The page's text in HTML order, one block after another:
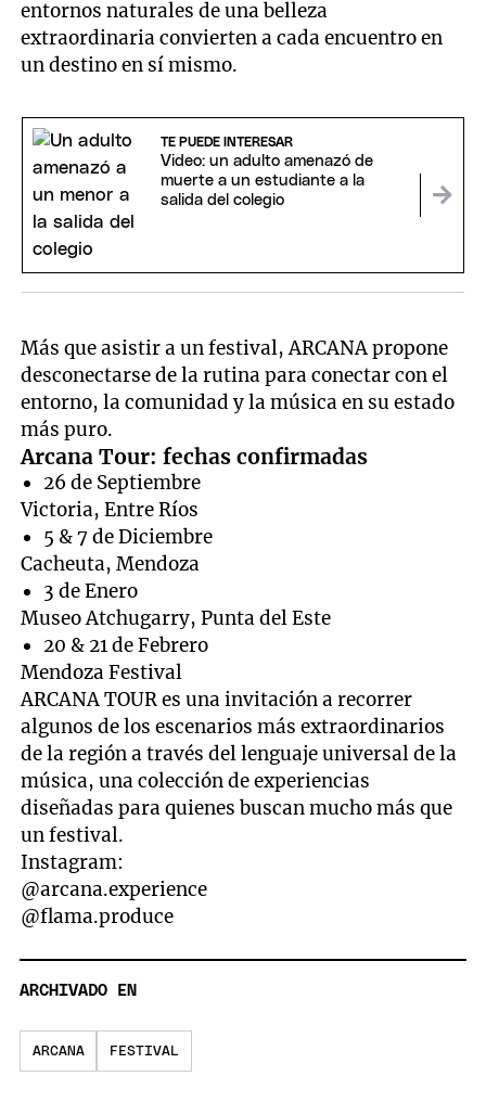
entornos naturales de una belleza
extraordinaria convierten a cada encuentro en
un destino en sí mismo.
TE PUEDE INTERESAR
Video: un adulto amenazó de
muerte a un estudiante a la
salida del colegio
Más que asistir a un festival, ARCANA propone
desconectarse de la rutina para conectar con el
entorno, la comunidad y la música en su estado
más puro.
Arcana Tour: fechas confirmadas
26 de Septiembre
Victoria, Entre Ríos
5 & 7 de Diciembre
Cacheuta, Mendoza
3 de Enero
Museo Atchugarry, Punta del Este
20 & 21 de Febrero
Mendoza Festival
ARCANA TOUR es una invitación a recorrer
algunos de los escenarios más extraordinarios
de la región a través del lenguaje universal de la
música, una colección de experiencias
diseñadas para quienes buscan mucho más que
un festival.
Instagram:
@arcana.experience
@flama.produce
ARCHIVADO EN
ARCANA FESTIVAL